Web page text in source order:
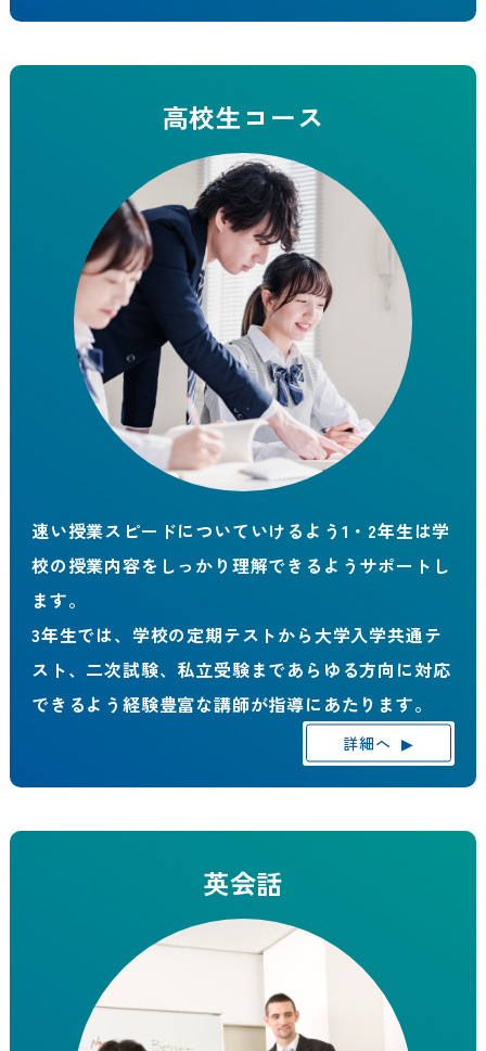
高校生コース
速い授業スピードについていけるよう1・2年生は学
校の授業内容をしっかり理解できるようサポートし
ます。
3年生では、学校の定期テストから大学入学共通テ
スト、二次試験、私立受験まであらゆる方向に対応
できるよう経験豊富な講師が指導にあたります。
詳細へ ▶
英会話